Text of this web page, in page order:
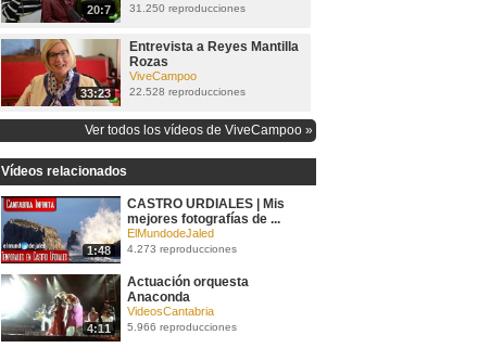
20:7 31.250 reproducciones
33:23
Entrevista a Reyes Mantilla
Rozas
ViveCampoo
22.528 reproducciones
Ver todos los vídeos de ViveCampoo »
Vídeos relacionados
1:48
CASTRO URDIALES | Mis
mejores fotografías de ...
ElMundodeJaled
4.273 reproducciones
4:11
Actuación orquesta
Anaconda
VideosCantabria
5.966 reproducciones